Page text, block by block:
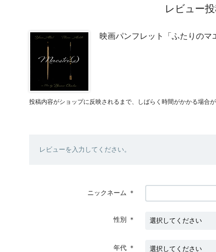
レビュー
映画パンフレット「ふたりのマ
投稿内容がショップに反映されるまで、しばらく時間がかかる場合が
レビューを入力してください。
ニックネーム ＊
性別 ＊
年代 ＊